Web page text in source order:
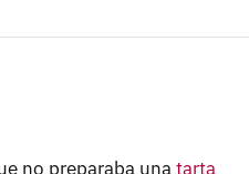
no preparaba unatarta